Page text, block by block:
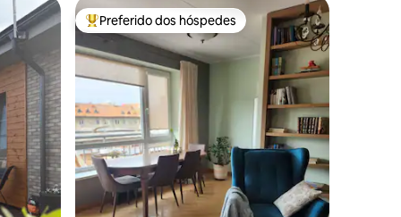
Entre os melhores preferidos dos hóspedes
Preferido dos hóspedes